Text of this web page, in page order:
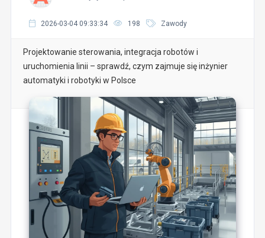
2026-03-04 09:33:34 198 Zawody
Projektowanie sterowania, integracja robotów i
uruchomienia linii – sprawdź, czym zajmuje się inżynier
automatyki i robotyki w Polsce